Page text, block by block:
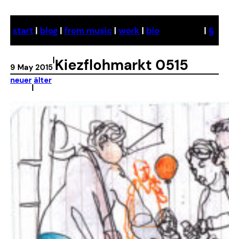
content
start | blog | from music | work | bio | §
9 May 2015
|Kiezflohmarkt 0515
neuer
|
älter